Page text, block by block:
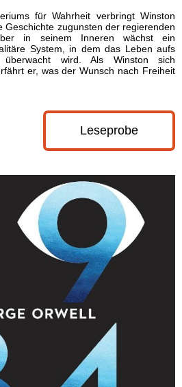
für Wahrheit verbringt Winston
Geschichte zugunsten der regierenden
in seinem Inneren wächst ein
System, in dem das Leben aufs
wird. Als Winston sich
er, was der Wunsch nach Freiheit
Leseprobe